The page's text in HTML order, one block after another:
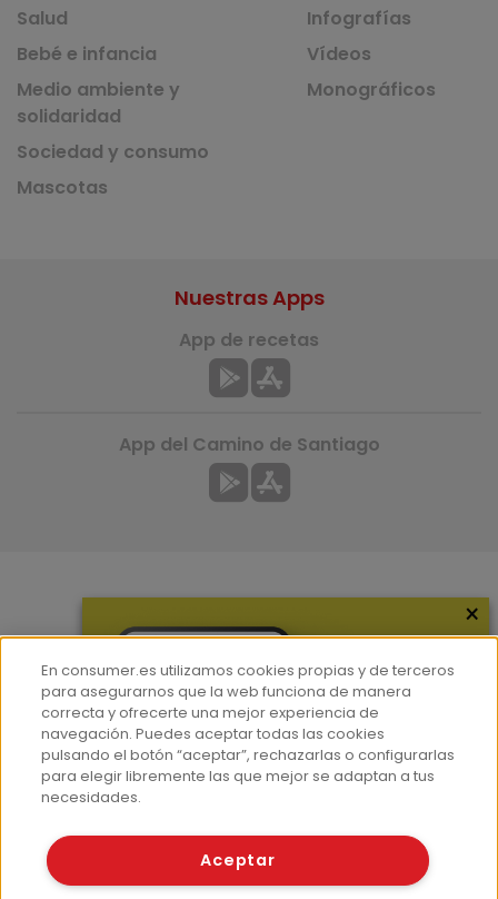
Salud
Bebé e infancia
Medio ambiente y
solidaridad
Sociedad y consumo
Mascotas
Infografías
Vídeos
Monográficos
Hemeroteca
Contacto
Prensa
Corpus Lingüístico Consumer
Nuestras Apps
App de recetas
App del Camino de Santiago
© Fundación EROSKI
×
En consumer.es utilizamos cookies propias y de terceros
para asegurarnos que la web funciona de manera
correcta y ofrecerte una mejor experiencia de
navegación. Puedes aceptar todas las cookies
pulsando el botón “aceptar”, rechazarlas o configurarlas
para elegir libremente las que mejor se adaptan a tus
necesidades.
Aceptar